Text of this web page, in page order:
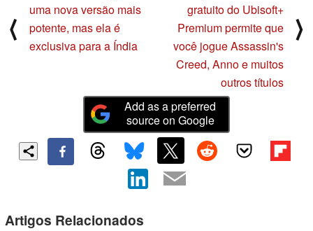
⟨
uma nova versão mais
potente, mas ela é
exclusiva para a Índia
gratuito do Ubisoft+
Premium permite que
você jogue Assassin's
Creed, Anno e muitos
outros títulos
⟩
Add as a preferred
source on Google
Artigos Relacionados